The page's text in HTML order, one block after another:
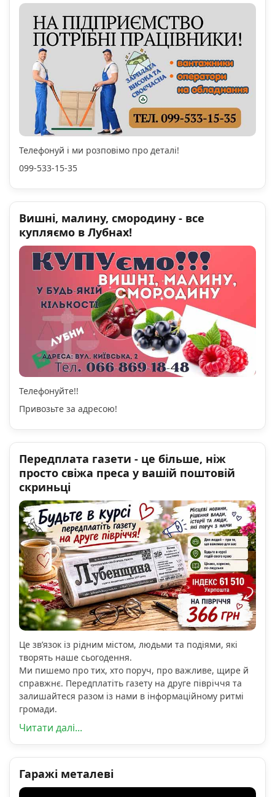
Телефонуй і ми розповімо про деталі!
099-533-15-35
Вишні, малину, смородину - все
купляємо в Лубнах!
Телефонуйте!!
Привозьте за адресою!
Передплата газети - це більше, ніж
просто свіжа преса у вашій поштовій
скриньці
Це зв’язок із рідним містом, людьми та подіями, які
творять наше сьогодення.
Ми пишемо про тих, хто поруч, про важливе, щире й
справжнє. Передплатіть газету на друге півріччя та
залишайтеся разом із нами в інформаційному ритмі
громади.
Читати далі...
Гаражі металеві